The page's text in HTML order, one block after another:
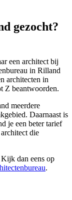
gezocht?
een architect bij
in Rilland
architecten in
Z beantwoorden.
meerdere
Daarnaast is
je een beter tarief
die
dan eens op
.